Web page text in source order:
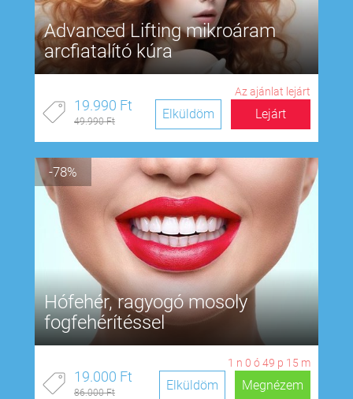
Advanced Lifting mikroáram
arcfiatalító kúra
Az ajánlat lejárt
19.990 Ft
49.990 Ft Lejárt
Elküldöm
-78%
Hófehér, ragyogó mosoly
fogfehérítéssel
1 n 0 ó49 p 14 m
19.000 Ft
86.000 Ft Megnézem
Elküldöm